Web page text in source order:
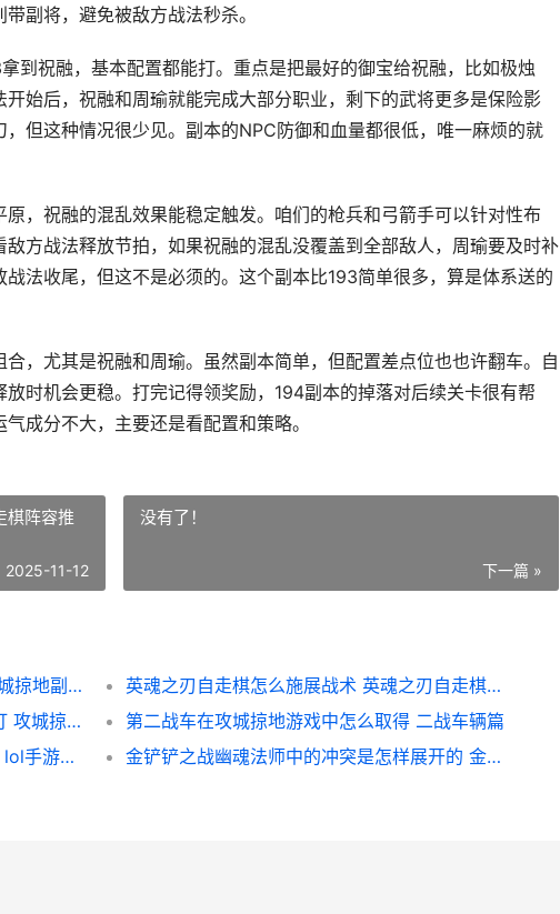
副将，避免被敌方战法秒杀。
到祝融，基本配置都能打。重点是把最好的御宝给祝融，比如极烛
始后，祝融和周瑜就能完成大部分职业，剩下的武将更多是保险影
但这种情况很少见。副本的NPC防御和血量都很低，唯一麻烦的就
，祝融的混乱效果能稳定触发。咱们的枪兵和弓箭手可以针对性布
方战法释放节拍，如果祝融的混乱没覆盖到全部敌人，周瑜要及时补
法收尾，但这不是必须的。这个副本比193简单很多，算是体系送的
，尤其是祝融和周瑜。虽然副本简单，但配置差点位也也许翻车。自
时机会更稳。打完记得领奖励，194副本的掉落对后续关卡很有帮
成分不大，主要还是看配置和策略。
棋阵容推
2025-11-12
没有了！
下一篇 »
攻城掠地副本194的突破点在哪里里 攻城掠地副本199怎么过啊
英魂之刃自走棋怎么施展战术 英魂之刃自走棋阵容推荐
请问攻城掠地击败守关的5将在哪里里打 攻城掠地击败孙尚香攻略大全
第二战车在攻城掠地游戏中怎么取得 二战车辆篇
lol手机游戏主推的英雄有哪些可供挑选 lol手游推荐设置
金铲铲之战幽魂法师中的冲突是怎样展开的 金铲铲之战 幽魂